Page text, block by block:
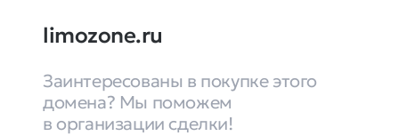
limozone.ru
Заинтересованы в покупке этого
домена? Мы поможем
в организации сделки!